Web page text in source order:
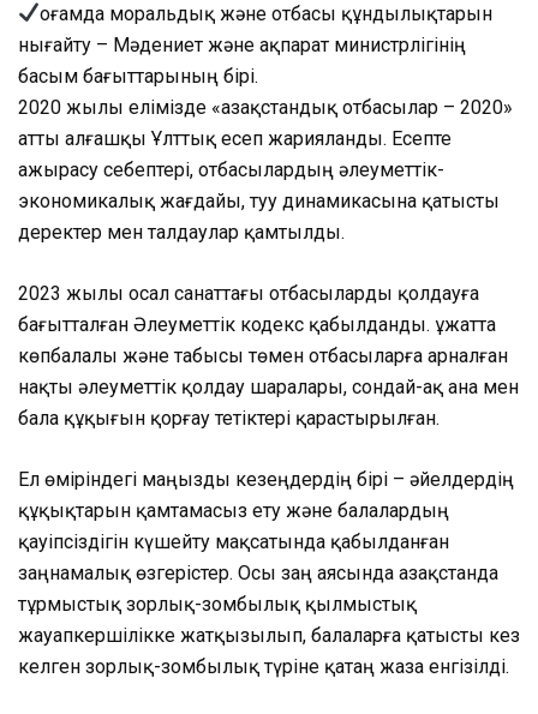
Қоғамда моральдық және отбасы құндылықтарын
нығайту – Мәдениет және ақпарат министрлігінің
басым бағыттарының бірі.
2020 жылы елімізде «Қазақстандық отбасылар – 2020»
атты алғашқы Ұлттық есеп жарияланды. Есепте
ажырасу себептері, отбасылардың әлеуметтік-
экономикалық жағдайы, туу динамикасына қатысты
деректер мен талдаулар қамтылды.
2023 жылы осал санаттағы отбасыларды қолдауға
бағытталған Әлеуметтік кодекс қабылданды. Құжатта
көпбалалы және табысы төмен отбасыларға арналған
нақты әлеуметтік қолдау шаралары, сондай-ақ ана мен
бала құқығын қорғау тетіктері қарастырылған.
Ел өміріндегі маңызды кезеңдердің бірі – әйелдердің
құқықтарын қамтамасыз ету және балалардың
қауіпсіздігін күшейту мақсатында қабылданған
заңнамалық өзгерістер. Осы заң аясында Қазақстанда
тұрмыстық зорлық-зомбылық қылмыстық
жауапкершілікке жатқызылып, балаларға қатысты кез
келген зорлық-зомбылық түріне қатаң жаза енгізілді.